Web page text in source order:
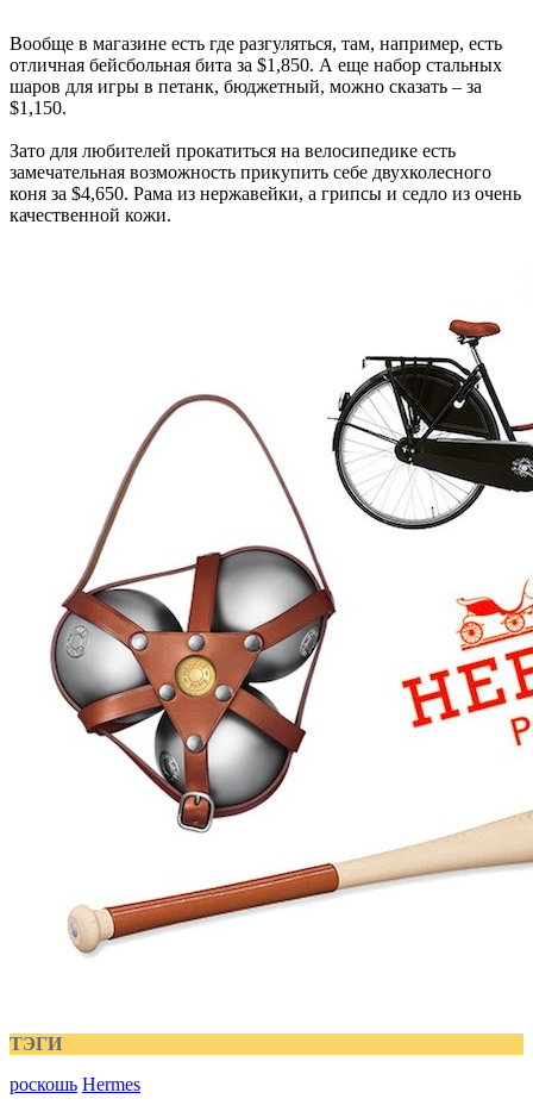
Вообще в магазине есть где разгуляться, там, например, есть
отличная бейсбольная бита за $1,850. А еще набор стальных
шаров для игры в петанк, бюджетный, можно сказать – за
$1,150.
Зато для любителей прокатиться на велосипедике есть
замечательная возможность прикупить себе двухколесного
коня за $4,650. Рама из нержавейки, а грипсы и седло из очень
качественной кожи.
ТЭГИ
роскошь Hermes